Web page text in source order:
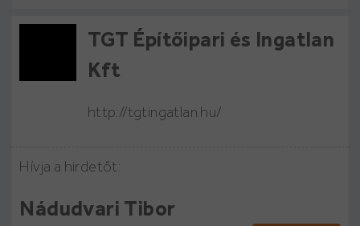
TGT Építőipari és Ingatlan
Kft
http://tgtingatlan.hu/
Hívja a hirdetőt:
Nádudvari Tibor